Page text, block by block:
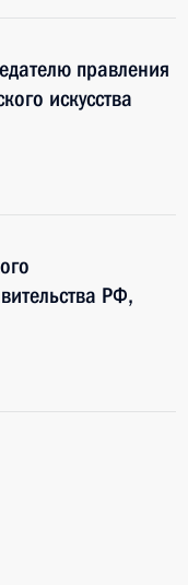
правления
искусства
РФ,